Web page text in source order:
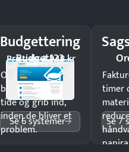
Budgettering
Budget123
Pristjek: 3.948 kr
Opdag
budgetafvigelser i
tide og grib ind,
inden de bliver et
problem.
Se 6 systemer
timer
Se 7